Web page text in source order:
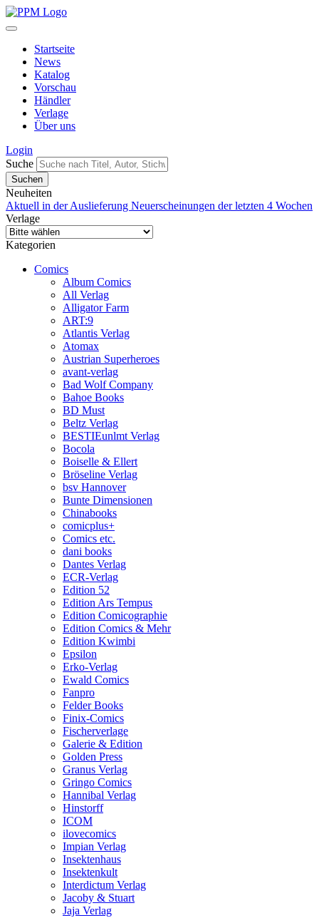
Startseite
News
Katalog
Vorschau
Händler
Verlage
Über uns
Login
Suche
Neuheiten
Aktuell in der Auslieferung Neuerscheinungen der letzten 4 Wochen
Verlage
Kategorien
Comics
Album Comics
All Verlag
Alligator Farm
ART:9
Atlantis Verlag
Atomax
Austrian Superheroes
avant-verlag
Bad Wolf Company
Bahoe Books
BD Must
Beltz Verlag
BESTIEunlmt Verlag
Bocola
Boiselle & Ellert
Bröseline Verlag
bsv Hannover
Bunte Dimensionen
Chinabooks
comicplus+
Comics etc.
dani books
Dantes Verlag
ECR-Verlag
Edition 52
Edition Ars Tempus
Edition Comicographie
Edition Comics & Mehr
Edition Kwimbi
Epsilon
Erko-Verlag
Ewald Comics
Fanpro
Felder Books
Finix-Comics
Fischerverlage
Galerie & Edition
Golden Press
Granus Verlag
Gringo Comics
Hannibal Verlag
Hinstorff
ICOM
ilovecomics
Impian Verlag
Insektenhaus
Insektenkult
Interdictum Verlag
Jacoby & Stuart
Jaja Verlag